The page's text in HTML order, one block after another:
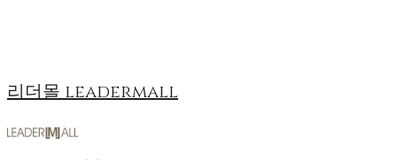
리더몰 leadermall